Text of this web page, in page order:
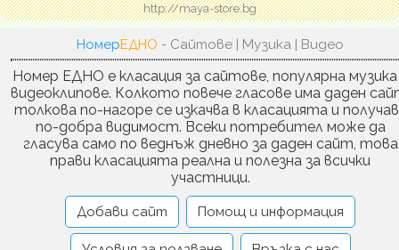
http://maya-store.bg
НомерЕДНО - Сайтове | Музика | Видео
Номер ЕДНО е класация за сайтове, популярна музика
видеоклипове. Колкото повече гласове има даден
толкова по-нагоре се изкачва в класацията и
по-добра видимост. Всеки потребител може да
гласува само по веднъж дневно за даден сайт, това
прави класацията реална и полезна за всички
участници.
Добави сайт Помощ и информация